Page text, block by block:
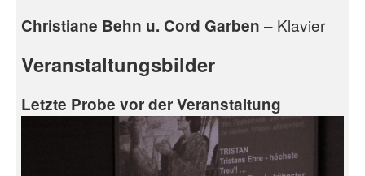
Christiane Behn u. Cord Garben – Klavier
Veranstaltungsbilder
Letzte Probe vor der Veranstaltung